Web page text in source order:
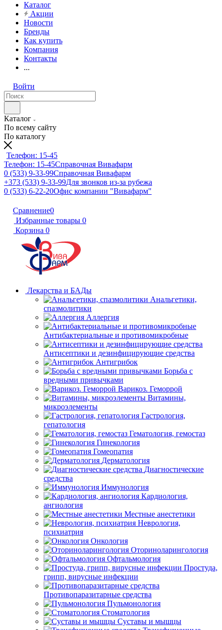
Каталог
Акции
Новости
Бренды
Как купить
Компания
Контакты
...
Войти
Каталог
По всему сайту
По каталогу
Телефон: 15-45
Телефон: 15-45Справочная Вивафарм
0 (533) 9-33-99Справочная Вивафарм
+373 (533) 9-33-99Для звонков из-за рубежа
0 (533) 6-22-20Офис компании "Вивафарм"
Сравнение0
Избранные товары 0
Корзина 0
Лекарства и БАДы
Анальгетики,
спазмолитики
Аллергия
Антибактериальные и противомикробные
Антисептики и дезинфицирующие средства
Антигрибок
Борьба с
вредными привычками
Варикоз. Геморрой
Витамины,
микроэлементы
Гастрология,
гепатология
Гематология, гемостаз
Гинекология
Гомеопатия
Дерматология
Диагностические
средства
Иммунология
Кардиология,
ангиология
Местные анестетики
Неврология,
психиатрия
Онкология
Оториноларингология
Офтальмология
Простуда,
грипп, вирусные инфекции
Противопаразитарные средства
Пульмонология
Стоматология
Суставы и мышцы